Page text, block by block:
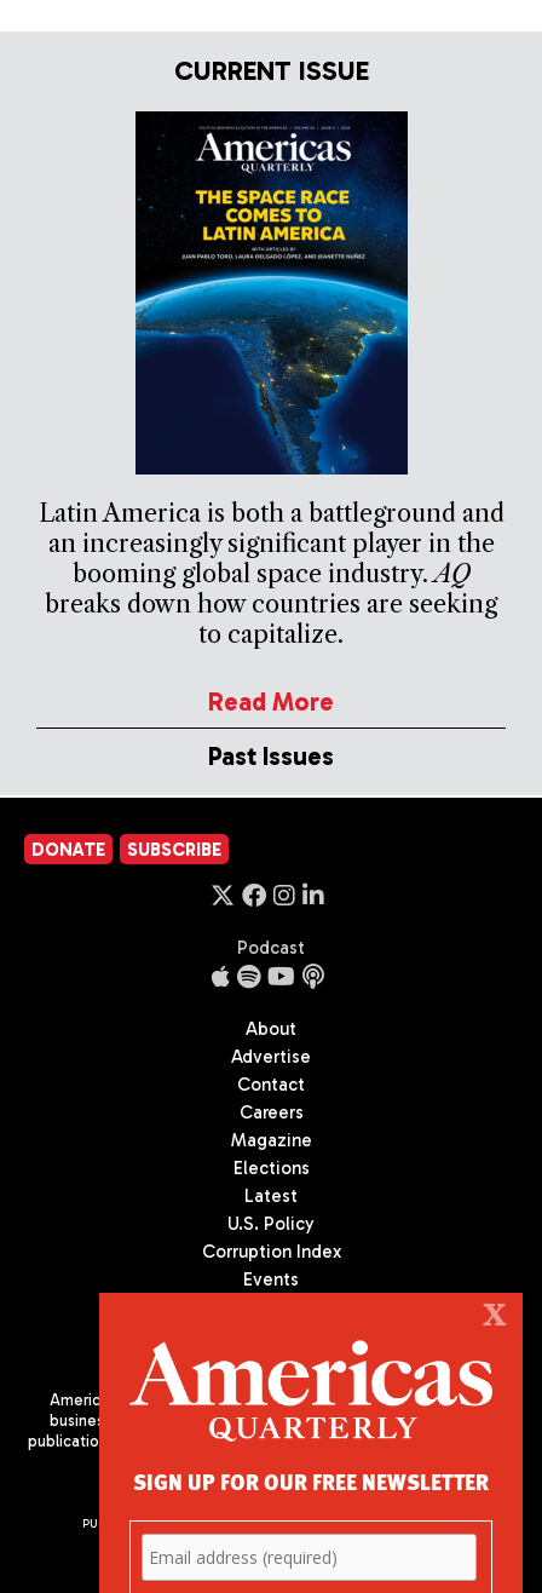
CURRENT ISSUE
Latin America is both a battleground and
an increasingly significant player in the
booming global space industry.AQ
breaks down how countries are seeking
to capitalize.
Read More
Past Issues
DONATE SUBSCRIBE
Podcast
About
Advertise
Contact
Careers
Magazine
Elections
Latest
U.S. Policy
Corruption Index
Events
Americas Quarterly (AQ) is the premier publication on politics,
business, and culture in Latin America. We are an independent
publication of the Americas Society/Council of the Americas, based
PUBLISHED BY AMERICAS SOCIETY/ COUNCIL OF THE AMERICAS
680 Park Avenue
New York, NY 10065
X
SIGN UP FOR OUR FREE NEWSLETTER